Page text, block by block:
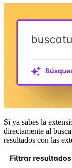
Si ya sabes la
directamente al
resultados con las